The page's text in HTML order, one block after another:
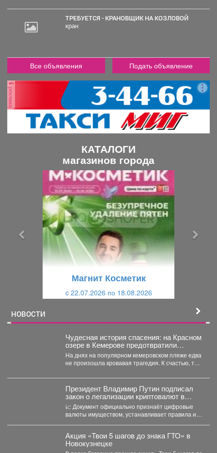
ТРЕБУЕТСЯ - КРАНОВЩИК НА КОЗЛОВОЙ
кран
Все объявления Подать объявление
реклама
КАТАЛОГИ
магазинов города
Магнит Косметик
c 22.07.2026 по 18.08.2026
НОВОСТИ
Чудесная история спасения: на Красном
озере в Кемерове предотвратили
трагедию
На днях на популярном кемеровском пляже едва
не произошла кровавая трагедия. К счастью, там
Президент Владимир Путин подписал
закон о легализации криптовалют в
России.
📈 Документ официально признаёт цифровые
валюты имуществом, устанавливает правила их
Акция «Твои 5 шагов до знака ГТО» в
Новокузнецке